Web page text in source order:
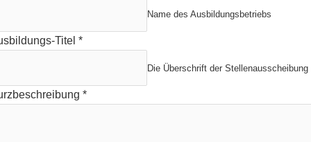
Name des Ausbildungsbetriebs
Titel *
Die Überschrift der Stellenausscheibung
*